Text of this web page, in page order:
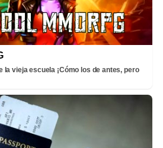
la vieja escuela ¡Cómo los de antes, pero